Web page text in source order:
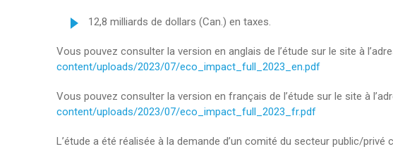
12,8 milliards de dollars (Can.) en taxes.
Vous pouvez consulter la version en anglais de l’étude sur le site à
content/uploads/2023/07/eco_impact_full_2023_en.pdf
Vous pouvez consulter la version en français de l’étude sur le site à
content/uploads/2023/07/eco_impact_full_2023_fr.pdf
L’étude a été réalisée à la demande d’un comité du secteur public/